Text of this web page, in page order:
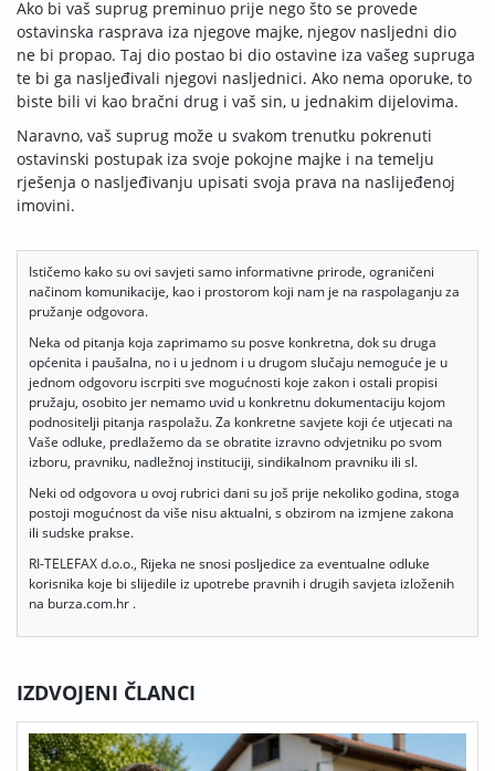
Ako bi vaš suprug preminuo prije nego što se provede
ostavinska rasprava iza njegove majke, njegov nasljedni dio
ne bi propao. Taj dio postao bi dio ostavine iza vašeg supruga
te bi ga nasljeđivali njegovi nasljednici. Ako nema oporuke, to
biste bili vi kao bračni drug i vaš sin, u jednakim dijelovima.
Naravno, vaš suprug može u svakom trenutku pokrenuti
ostavinski postupak iza svoje pokojne majke i na temelju
rješenja o nasljeđivanju upisati svoja prava na naslijeđenoj
imovini.
Ističemo kako su ovi savjeti samo informativne prirode, ograničeni
načinom komunikacije, kao i prostorom koji nam je na raspolaganju za
pružanje odgovora.
Neka od pitanja koja zaprimamo su posve konkretna, dok su druga
općenita i paušalna, no i u jednom i u drugom slučaju nemoguće je u
jednom odgovoru iscrpiti sve mogućnosti koje zakon i ostali propisi
pružaju, osobito jer nemamo uvid u konkretnu dokumentaciju kojom
podnositelji pitanja raspolažu. Za konkretne savjete koji će utjecati na
Vaše odluke, predlažemo da se obratite izravno odvjetniku po svom
izboru, pravniku, nadležnoj instituciji, sindikalnom pravniku ili sl.
Neki od odgovora u ovoj rubrici dani su još prije nekoliko godina, stoga
postoji mogućnost da više nisu aktualni, s obzirom na izmjene zakona
ili sudske prakse.
RI-TELEFAX d.o.o., Rijeka ne snosi posljedice za eventualne odluke
korisnika koje bi slijedile iz upotrebe pravnih i drugih savjeta izloženih
na burza.com.hr .
IZDVOJENI ČLANCI